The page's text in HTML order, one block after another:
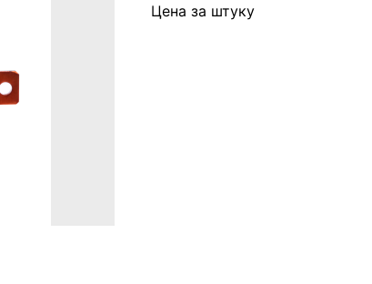
Цена за штуку